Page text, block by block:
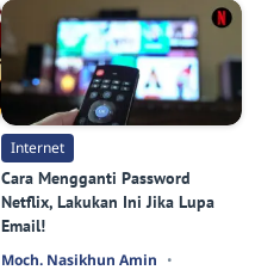
Internet
Cara Mengganti Password
Netflix, Lakukan Ini Jika Lupa
Email!
Moch. Nasikhun Amin